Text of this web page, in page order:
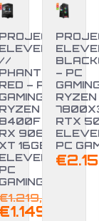
-6%
PROJECT
ELEVEN
//
PHANTOM
RED – PC
GAMING
RYZEN 5
8400F +
RX 9060
XT 16GB |
ELEVEN
PC
GAMING
1.219,00
€1.149,00
– PC
GAMING
RYZEN
RTX
PC
€